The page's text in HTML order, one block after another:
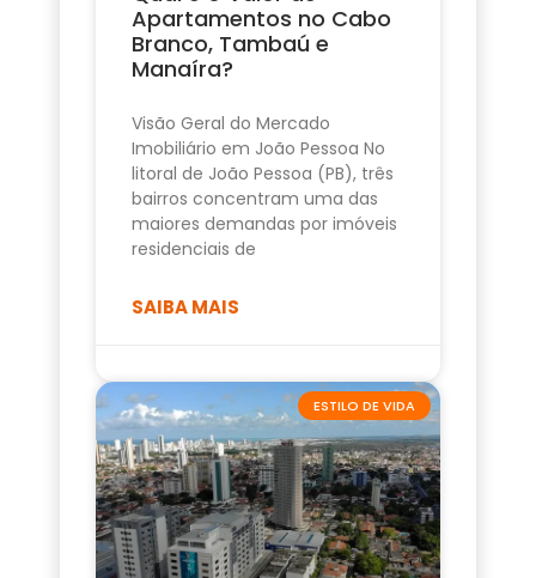
Apartamentos no Cabo
Branco, Tambaú e
Manaíra?
Visão Geral do Mercado
Imobiliário em João Pessoa No
litoral de João Pessoa (PB), três
bairros concentram uma das
maiores demandas por imóveis
residenciais de
SAIBA MAIS
ESTILO DE VIDA